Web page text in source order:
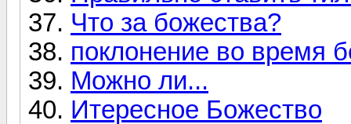
Что за божества?
поклонение во время
Можно ли...
Итересное Божество